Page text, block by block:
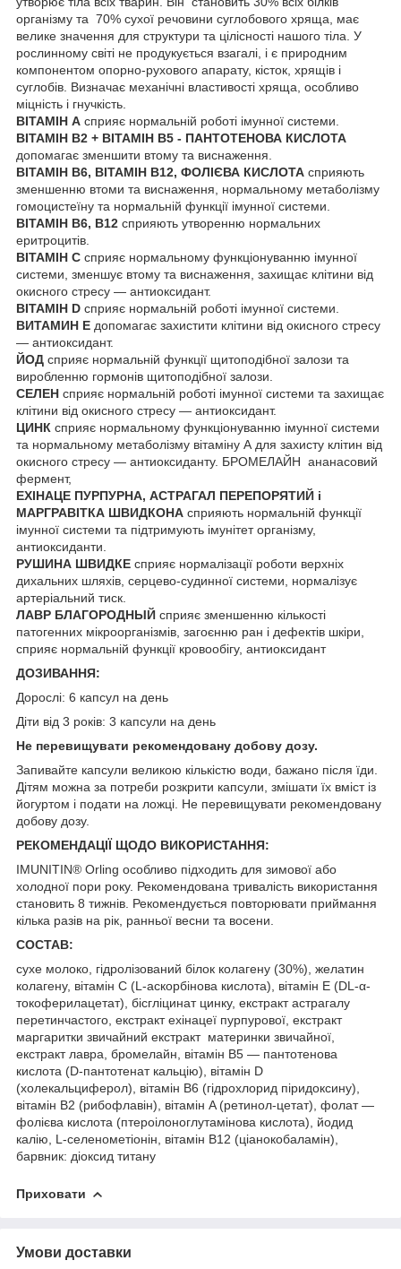
організму та 70% сухої речовини суглобового хряща, має
велике значення для структури та цілісності нашого тіла. У
рослинному світі не продукується взагалі, і є природним
компонентом опорно-рухового апарату, кісток, хрящів і
суглобів. Визначає механічні властивості хряща, особливо
міцність і гнучкість.
ВІТАМІН А сприяє нормальній роботі імунної системи.
ВІТАМІН В2 + ВІТАМІН В5 - ПАНТОТЕНОВА КИСЛОТА
допомагає зменшити втому та виснаження.
ВІТАМІН В6, ВІТАМІН В12, ФОЛІЄВА КИСЛОТА сприяють
зменшенню втоми та виснаження, нормальному метаболізму
гомоцистеїну та нормальній функції імунної системи.
ВІТАМІН B6, B12 сприяють утворенню нормальних
еритроцитів.
ВІТАМІН С сприяє нормальному функціонуванню імунної
системи, зменшує втому та виснаження, захищає клітини від
окисного стресу — антиоксидант.
ВІТАМІН D сприяє нормальній роботі імунної системи.
ВИТАМИН Е допомагає захистити клітини від окисного стресу
— антиоксидант.
ЙОД сприяє нормальній функції щитоподібної залози та
виробленню гормонів щитоподібної залози.
СЕЛЕН сприяє нормальній роботі імунної системи та захищає
клітини від окисного стресу — антиоксидант.
ЦИНК сприяє нормальному функціонуванню імунної системи
та нормальному метаболізму вітаміну А для захисту клітин від
окисного стресу — антиоксиданту. БРОМЕЛАЙН ананасовий
фермент,
ЕХІНАЦЕ ПУРПУРНА, АСТРАГАЛ ПЕРЕПОРЯТИЙ і
МАРГРАВІТКА ШВИДКОНА сприяють нормальній функції
імунної системи та підтримують імунітет організму,
антиоксиданти.
РУШИНА ШВИДКЕ сприяє нормалізації роботи верхніх
дихальних шляхів, серцево-судинної системи, нормалізує
артеріальний тиск.
ЛАВР БЛАГОРОДНЫЙ сприяє зменшенню кількості
патогенних мікроорганізмів, загоєнню ран і дефектів шкіри,
сприяє нормальній функції кровообігу, антиоксидант
ДОЗИВАННЯ:
Дорослі: 6 капсул на день
Діти від 3 років: 3 капсули на день
Не перевищувати рекомендовану добову дозу.
Запивайте капсули великою кількістю води, бажано після їди.
Дітям можна за потреби розкрити капсули, змішати їх вміст із
йогуртом і подати на ложці. Не перевищувати рекомендовану
добову дозу.
РЕКОМЕНДАЦІЇ ЩОДО ВИКОРИСТАННЯ:
IMUNITIN® Orling особливо підходить для зимової або
холодної пори року. Рекомендована тривалість використання
становить 8 тижнів. Рекомендується повторювати приймання
кілька разів на рік, ранньої весни та восени.
СОСТАВ:
сухе молоко, гідролізований білок колагену (30%), желатин
колагену, вітамін С (L-аскорбінова кислота), вітамін Е (DL-α-
токоферилацетат), бісгліцинат цинку, екстракт астрагалу
перетинчастого, екстракт ехінацеї пурпурової, екстракт
маргаритки звичайний екстракт материнки звичайної,
екстракт лавра, бромелайн, вітамін B5 — пантотенова
кислота (D-пантотенат кальцію), вітамін D
(холекальциферол), вітамін B6 (гідрохлорид піридоксину),
вітамін B2 (рибофлавін), вітамін A (ретинол-цетат), фолат —
фолієва кислота (птероілоноглутамінова кислота), йодид
калію, L-селенометіонін, вітамін B12 (ціанокобаламін),
барвник: діоксид титану
Приховати
Умови доставки